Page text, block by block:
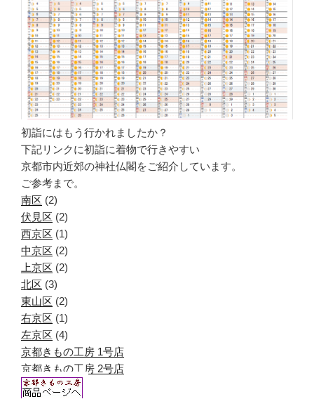
初詣にはもう行かれましたか？
下記リンクに初詣に着物で行きやすい
京都市内近郊の神社仏閣をご紹介しています。
ご参考まで。
南区 (2)
伏見区 (2)
西京区 (1)
中京区 (2)
上京区 (2)
北区 (3)
東山区 (2)
右京区 (1)
左京区 (4)
京都きもの工房 1号店
京都きもの工房 2号店